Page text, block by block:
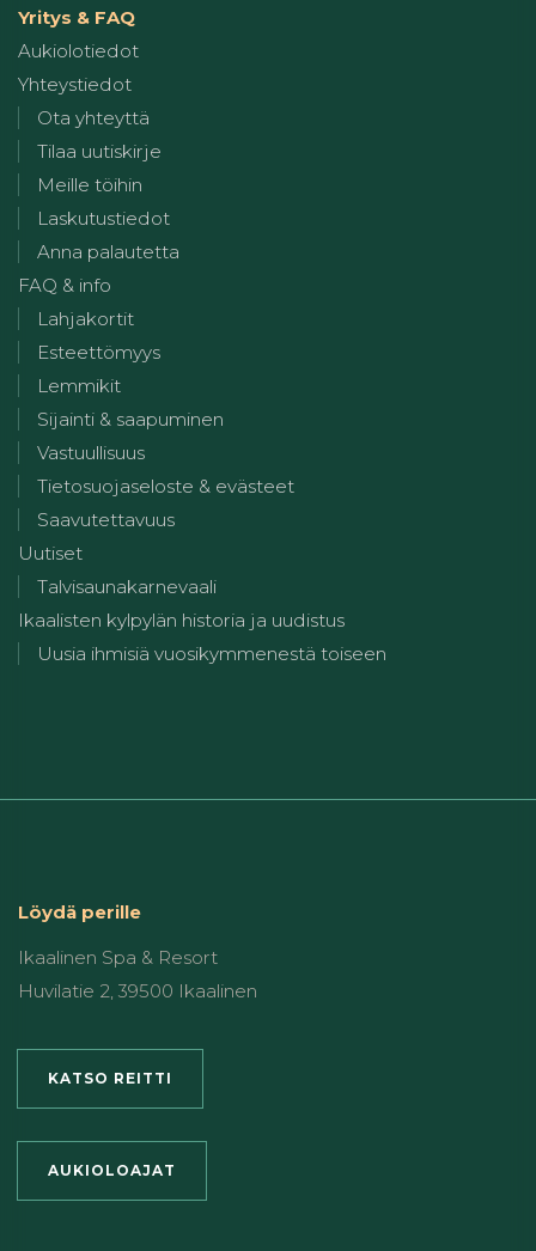
Yritys & FAQ
Aukiolotiedot
Yhteystiedot
Ota yhteyttä
Tilaa uutiskirje
Meille töihin
Laskutustiedot
Anna palautetta
FAQ & info
Lahjakortit
Esteettömyys
Lemmikit
Sijainti & saapuminen
Vastuullisuus
Tietosuojaseloste & evästeet
Saavutettavuus
Uutiset
Talvisaunakarnevaali
Ikaalisten kylpylän historia ja uudistus
Uusia ihmisiä vuosikymmenestä toiseen
Löydä perille
Ikaalinen Spa & Resort
Huvilatie 2, 39500 Ikaalinen
KATSO REITTI
AUKIOLOAJAT